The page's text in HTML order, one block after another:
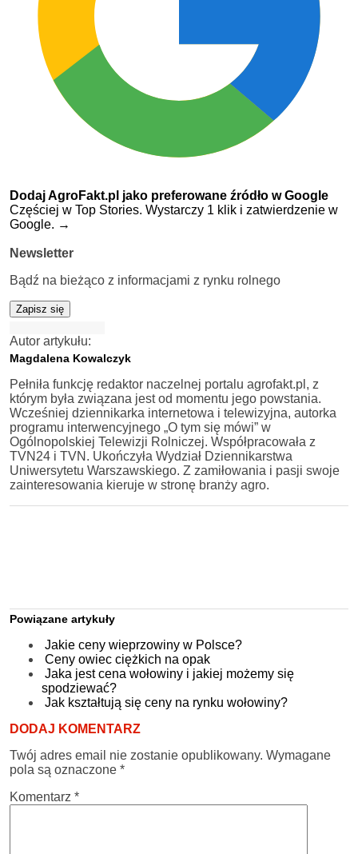
Dodaj AgroFakt.pl jako preferowane źródło w Google
Częściej w Top Stories. Wystarczy 1 klik i zatwierdzenie w
Google. →
Newsletter
Bądź na bieżąco z informacjami z rynku rolnego
Zapisz się
Autor artykułu:
Magdalena Kowalczyk
Pełniła funkcję redaktor naczelnej portalu agrofakt.pl, z
którym była związana jest od momentu jego powstania.
Wcześniej dziennikarka internetowa i telewizyjna, autorka
programu interwencyjnego „O tym się mówi” w
Ogólnopolskiej Telewizji Rolniczej. Współpracowała z
TVN24 i TVN. Ukończyła Wydział Dziennikarstwa
Uniwersytetu Warszawskiego. Z zamiłowania i pasji swoje
zainteresowania kieruje w stronę branży agro.
Powiązane artykuły
Jakie ceny wieprzowiny w Polsce?
Ceny owiec ciężkich na opak
Jaka jest cena wołowiny i jakiej możemy się
spodziewać?
Jak kształtują się ceny na rynku wołowiny?
DODAJ KOMENTARZ
Twój adres email nie zostanie opublikowany. Wymagane
pola są oznaczone *
Komentarz *